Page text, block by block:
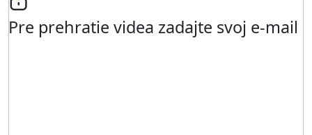
Pre prehratie videa zadajte svoj e-mail